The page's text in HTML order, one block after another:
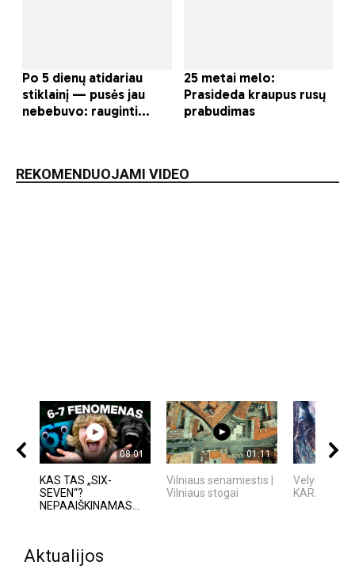
REKOMENDUOJAMI VIDEO
08:01
KAS TAS „SIX-
SEVEN“?
NEPAAIŠKINAMAS...
01:11
Vilniaus senamiestis |
Vilniaus stogai
Velykų
KARALIŲ
Aktualijos